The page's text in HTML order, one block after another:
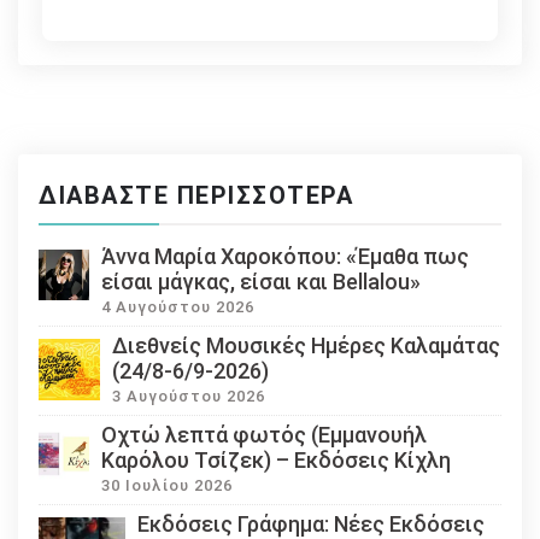
ΔΙΑΒΆΣΤΕ ΠΕΡΙΣΣΌΤΕΡΑ
Άννα Μαρία Χαροκόπου: «Έμαθα πως
είσαι μάγκας, είσαι και Bellalou»
4 Αυγούστου 2026
Διεθνείς Μουσικές Ημέρες Καλαμάτας
(24/8-6/9-2026)
3 Αυγούστου 2026
Οχτώ λεπτά φωτός (Εμμανουήλ
Καρόλου Τσίζεκ) – Εκδόσεις Κίχλη
30 Ιουλίου 2026
Εκδόσεις Γράφημα: Νέες Εκδόσεις